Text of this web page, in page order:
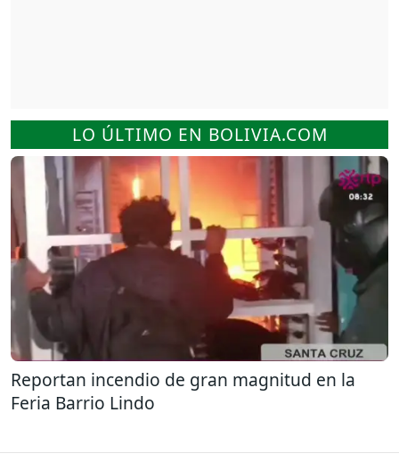
LO ÚLTIMO EN BOLIVIA.COM
Reportan incendio de gran magnitud en la
Feria Barrio Lindo